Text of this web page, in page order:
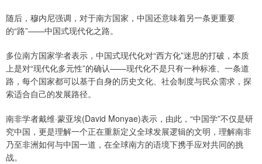
随后，穆内尼强调，对于南方国家，中国还意味着另一条更重要
的“路”——中国式现代化之路。
多位南方国家学者表示，中国式现代化对“西方化”迷思的打破，本质
上是对“现代化多元性”的确认——现代化不是只有一种标准、一条道
路，每个国家都可以基于自身的历史文化、社会制度与民众需求，探
索适合自己的发展路径。
南非学者戴维·蒙亚埃(David Monyae)表示，由此，“中国学”不仅是研
究中国，更是理解一个正在重新定义全球发展逻辑的文明，理解南非
乃至非洲如何与中国一道，在全球南方的语境下携手应对共同的挑
战。